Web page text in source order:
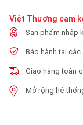
Việt Thương cam
Sản phẩm nhập
Bảo hành tại
Giao hàng toàn
Mở rộng hệ